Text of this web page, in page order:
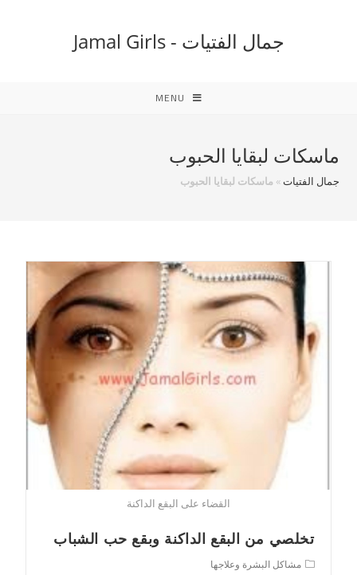
جمال الفتيات - Jamal Girls
MENU
ماسكات لبقايا الحبوب
جمال الفتيات» ماسكات لبقايا الحبوب
القضاء على البقع الداكنة
تخلصي من البقع الداكنة وبقع حب الشباب
Postمشاكل البشرة وعلاجها